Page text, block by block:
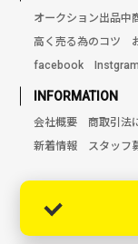
オークション出品中
高く売る為のコツ
facebook
Instgram
INFORMATION
会社概要 商取引法
新着情報
スタッフ